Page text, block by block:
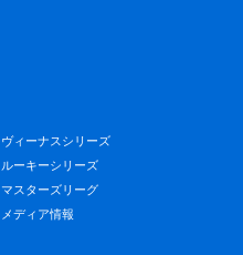
ヴィーナスシリーズ
ルーキーシリーズ
マスターズリーグ
メディア情報